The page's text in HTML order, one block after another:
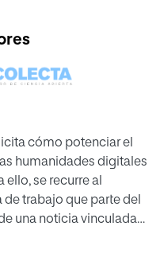
cómo potenciar el
humanidades digitales
se recurre al
trabajo que parte del
una noticia vinculada
y la capacidad crítica